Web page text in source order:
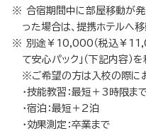
合宿期間中に部屋移動が発
った場合は、提携ホテルへ
別途￥10,000（税込￥
て安心パック」（下記内容）
※ご希望の方は入校の際に
・技能教習：最短＋3時限ま
・宿泊：最短＋2泊
・効果測定：卒業まで